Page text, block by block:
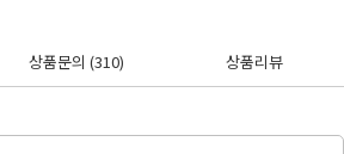
상품문의 (310) 상품리뷰